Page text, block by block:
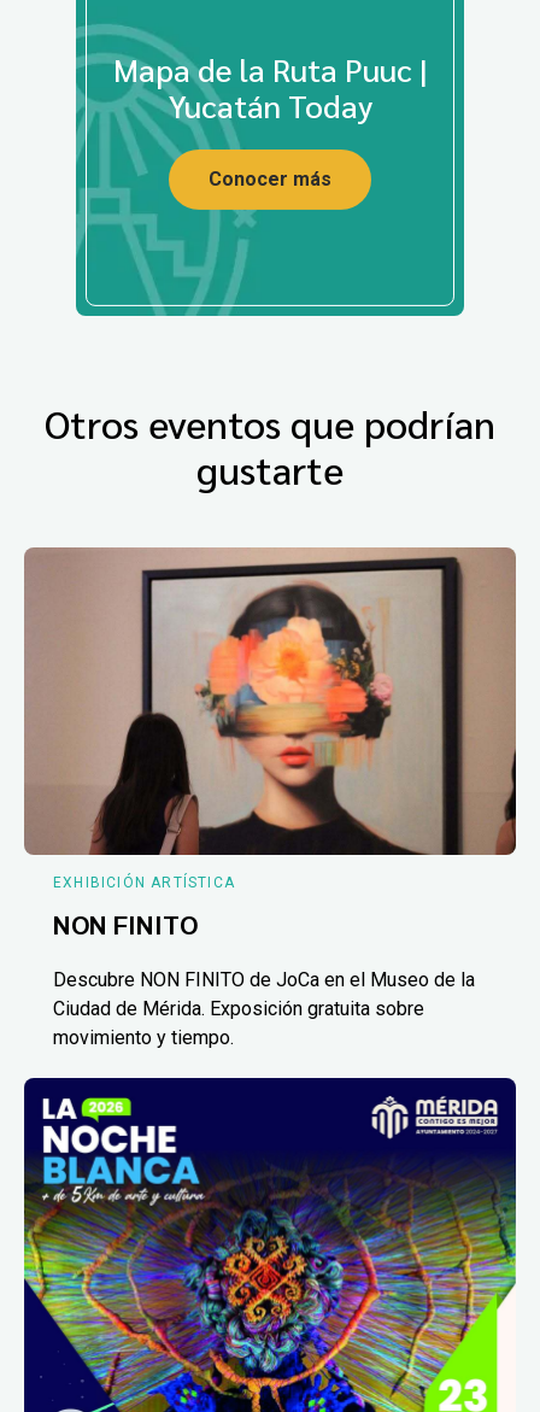
Mapa de la Ruta Puuc |
Yucatán Today
Conocer más
Otros eventos que podrían
gustarte
EXHIBICIÓN ARTÍSTICA
NON FINITO
Descubre NON FINITO de JoCa en el Museo de la
Ciudad de Mérida. Exposición gratuita sobre
movimiento y tiempo.